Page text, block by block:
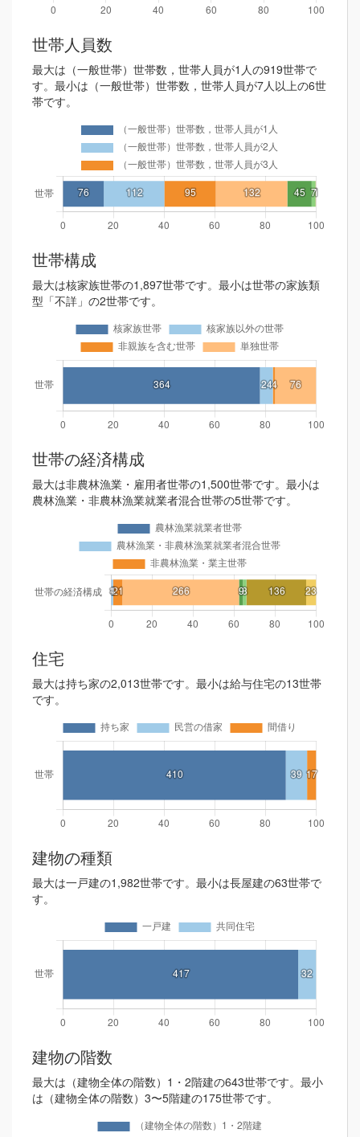
世帯人員数
最大は（一般世帯）世帯数，世帯人員が1人の919世帯で
す。最小は（一般世帯）世帯数，世帯人員が7人以上の6世
帯です。
世帯構成
最大は核家族世帯の1,897世帯です。最小は世帯の家族類
型「不詳」の2世帯です。
世帯の経済構成
最大は非農林漁業・雇用者世帯の1,500世帯です。最小は
農林漁業・非農林漁業就業者混合世帯の5世帯です。
住宅
最大は持ち家の2,013世帯です。最小は給与住宅の13世帯
です。
建物の種類
最大は一戸建の1,982世帯です。最小は長屋建の63世帯で
す。
建物の階数
最大は（建物全体の階数）1・2階建の643世帯です。最小
は（建物全体の階数）3〜5階建の175世帯です。